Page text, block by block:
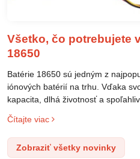
Všetko, čo potrebujete
18650
Batérie 18650 sú jedným z
iónových batérií na trhu. Vďaka
kapacita, dlhá životnosť a
po elektrické vozidlá. Pochopenie
správneho používania je kľúčom k
využitiu.
Čítajte viac
Zobraziť všetky novinky